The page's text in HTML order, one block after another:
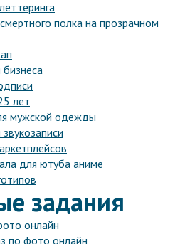
полка на прозрачном
лет
мужской одежды
для ютуба аниме
задания
онлайн
по фото онлайн